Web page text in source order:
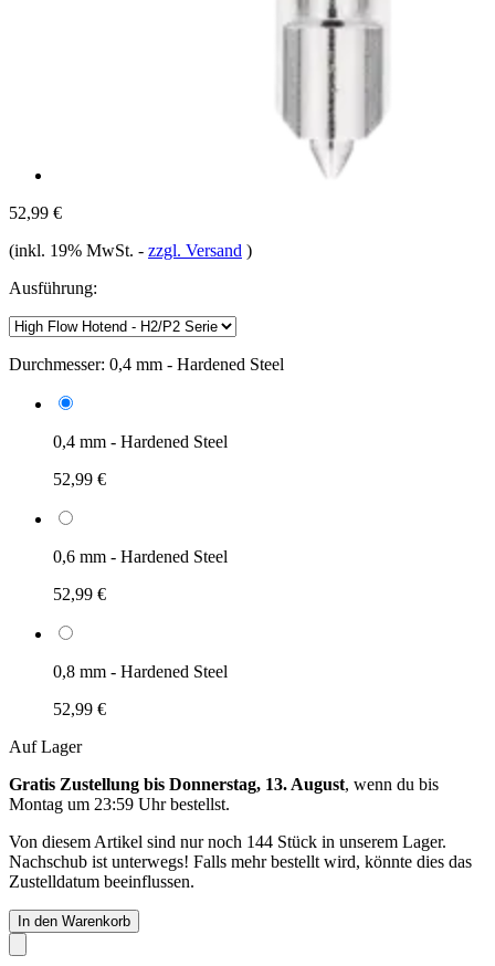
52,99 €
(inkl. 19% MwSt. - zzgl. Versand )
Ausführung:
Durchmesser: 0,4 mm - Hardened Steel
0,4 mm - Hardened Steel
52,99 €
0,6 mm - Hardened Steel
52,99 €
0,8 mm - Hardened Steel
52,99 €
Auf Lager
Gratis Zustellung bis Donnerstag, 13. August, wenn du bis
Montag um 23:59 Uhrbestellst.
Von diesem Artikel sind nur noch 144 Stück in unserem Lager.
Nachschub ist unterwegs! Falls mehr bestellt wird, könnte dies das
Zustelldatum beeinflussen.
In den Warenkorb